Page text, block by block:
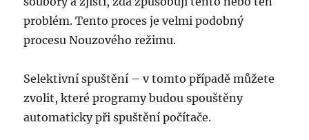
problém. Tento proces je velmi podobný
procesu Nouzového režimu.
Selektivní spuštění – v tomto případě můžete
zvolit, které programy budou spouštěny
automaticky při spuštění počítače.